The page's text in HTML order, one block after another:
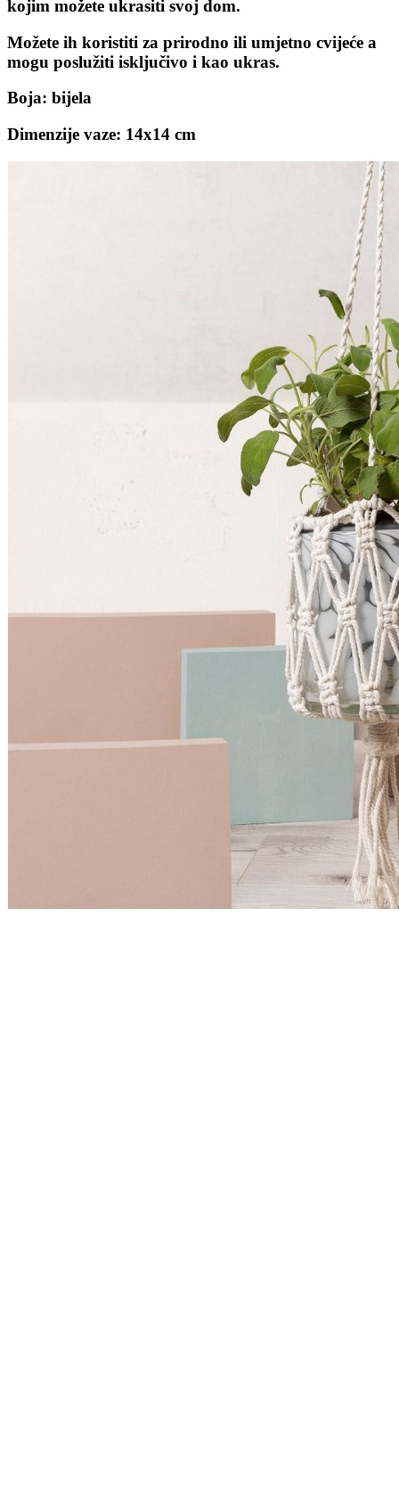
kojim možete ukrasiti svoj dom.
Možete ih koristiti za prirodno ili umjetno cvijeće a
mogu poslužiti isključivo i kao ukras.
Boja: bijela
Dimenzije vaze: 14x14 cm